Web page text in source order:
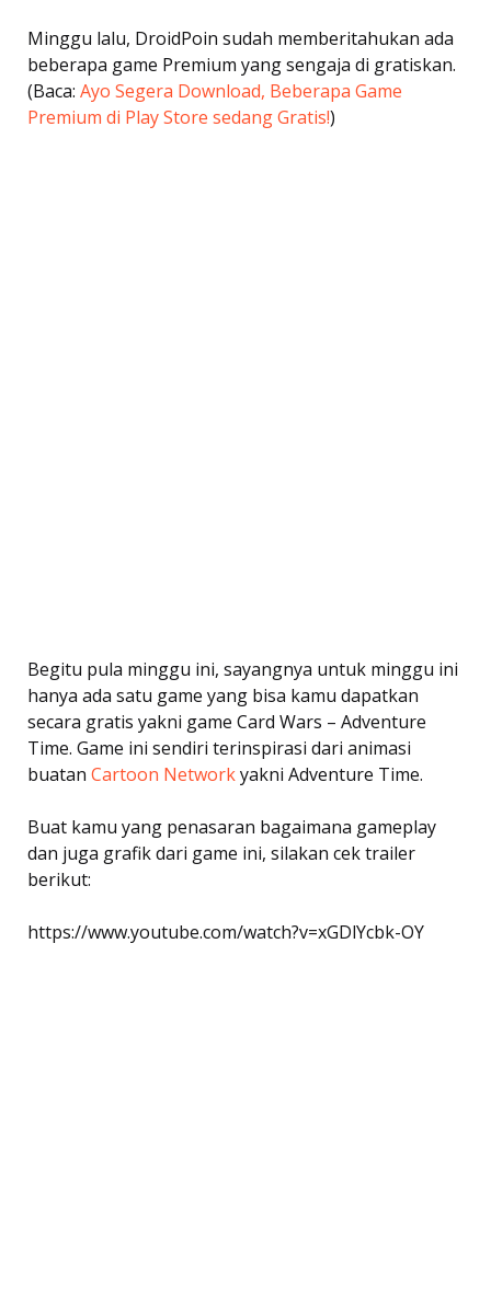
Minggu lalu, DroidPoin sudah memberitahukan ada
beberapa game Premium yang sengaja di gratiskan.
(Baca: Ayo Segera Download, Beberapa Game
Premium di Play Store sedang Gratis!)
Begitu pula minggu ini, sayangnya untuk minggu ini
hanya ada satu game yang bisa kamu dapatkan
secara gratis yakni game Card Wars – Adventure
Time. Game ini sendiri terinspirasi dari animasi
buatan Cartoon Networkyakni Adventure Time.
Buat kamu yang penasaran bagaimana gameplay
dan juga grafik dari game ini, silakan cek trailer
berikut:
https://www.youtube.com/watch?v=xGDlYcbk-OY